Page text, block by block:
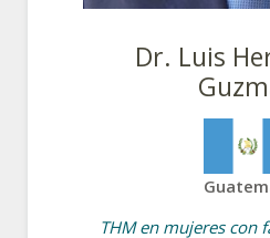
Dr. Luis
THM en mujeres con